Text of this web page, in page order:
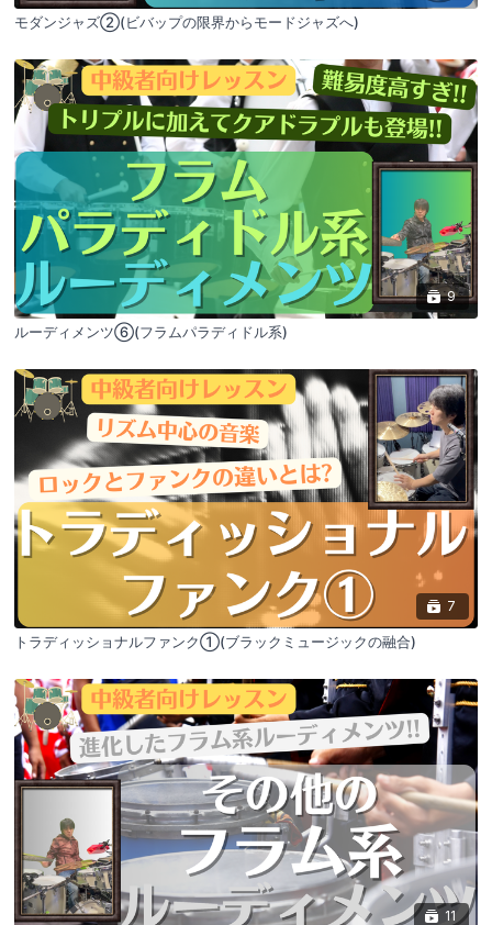
モダンジャズ②(ビバップの限界からモードジャズへ)
9
ルーディメンツ⑥(フラムパラディドル系)
7
トラディッショナルファンク①(ブラックミュージックの融合)
11